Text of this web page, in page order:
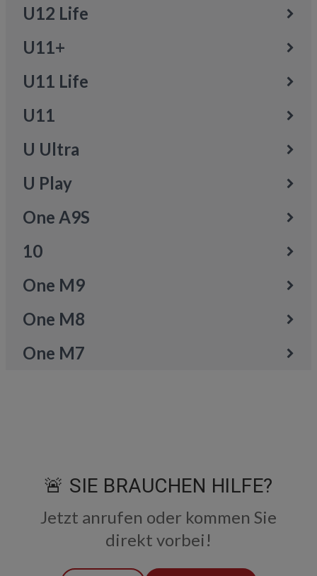
U12 Life
U11+
U11 Life
U11
U Ultra
U Play
One A9S
10
One M9
One M8
One M7
🚨 SIE BRAUCHEN HILFE?
Jetzt anrufen oder kommen Sie
direkt vorbei!